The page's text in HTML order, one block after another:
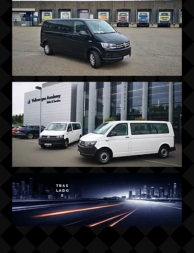
Tras
lado
s